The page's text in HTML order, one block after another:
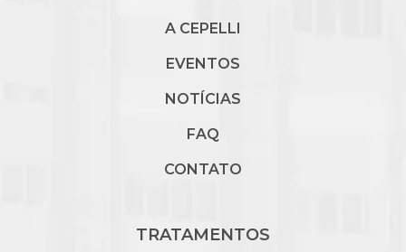
A CEPELLI
EVENTOS
NOTÍCIAS
FAQ
CONTATO
TRATAMENTOS